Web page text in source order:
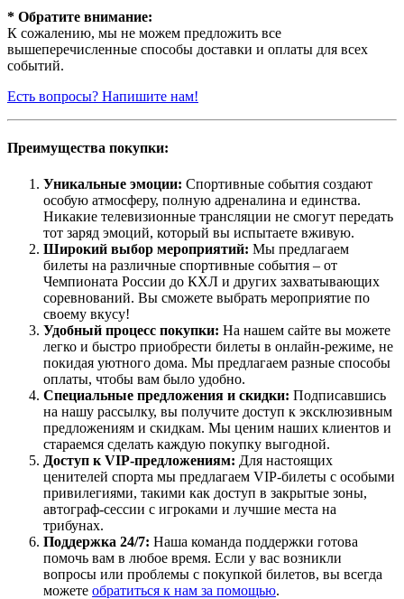
* Обратите внимание:
К сожалению, мы не можем предложить все
вышеперечисленные способы доставки и оплаты для всех
событий.
Есть вопросы? Напишите нам!
Преимущества покупки:
Уникальные эмоции: Спортивные события создают
особую атмосферу, полную адреналина и единства.
Никакие телевизионные трансляции не смогут передать
тот заряд эмоций, который вы испытаете вживую.
Широкий выбор мероприятий: Мы предлагаем
билеты на различные спортивные события – от
Чемпионата России до КХЛ и других захватывающих
соревнований. Вы сможете выбрать мероприятие по
своему вкусу!
Удобный процесс покупки: На нашем сайте вы можете
легко и быстро приобрести билеты в онлайн-режиме, не
покидая уютного дома. Мы предлагаем разные способы
оплаты, чтобы вам было удобно.
Специальные предложения и скидки: Подписавшись
на нашу рассылку, вы получите доступ к эксклюзивным
предложениям и скидкам. Мы ценим наших клиентов и
стараемся сделать каждую покупку выгодной.
Доступ к VIP-предложениям: Для настоящих
ценителей спорта мы предлагаем VIP-билеты с особыми
привилегиями, такими как доступ в закрытые зоны,
автограф-сессии с игроками и лучшие места на
трибунах.
Поддержка 24/7: Наша команда поддержки готова
помочь вам в любое время. Если у вас возникли
вопросы или проблемы с покупкой билетов, вы всегда
можете обратиться к нам за помощью.